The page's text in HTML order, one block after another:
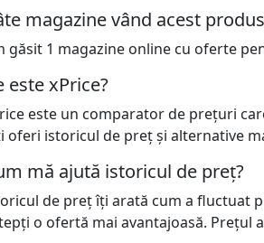
magazine vând acest
găsit 1 magazine online cu oferte
este xPrice?
este un comparator de prețuri
oferi istoricul de preț și alternative
mă ajută istoricul de preț?
de preț îți arată cum a fluctuat
o ofertă mai avantajoasă. Prețul